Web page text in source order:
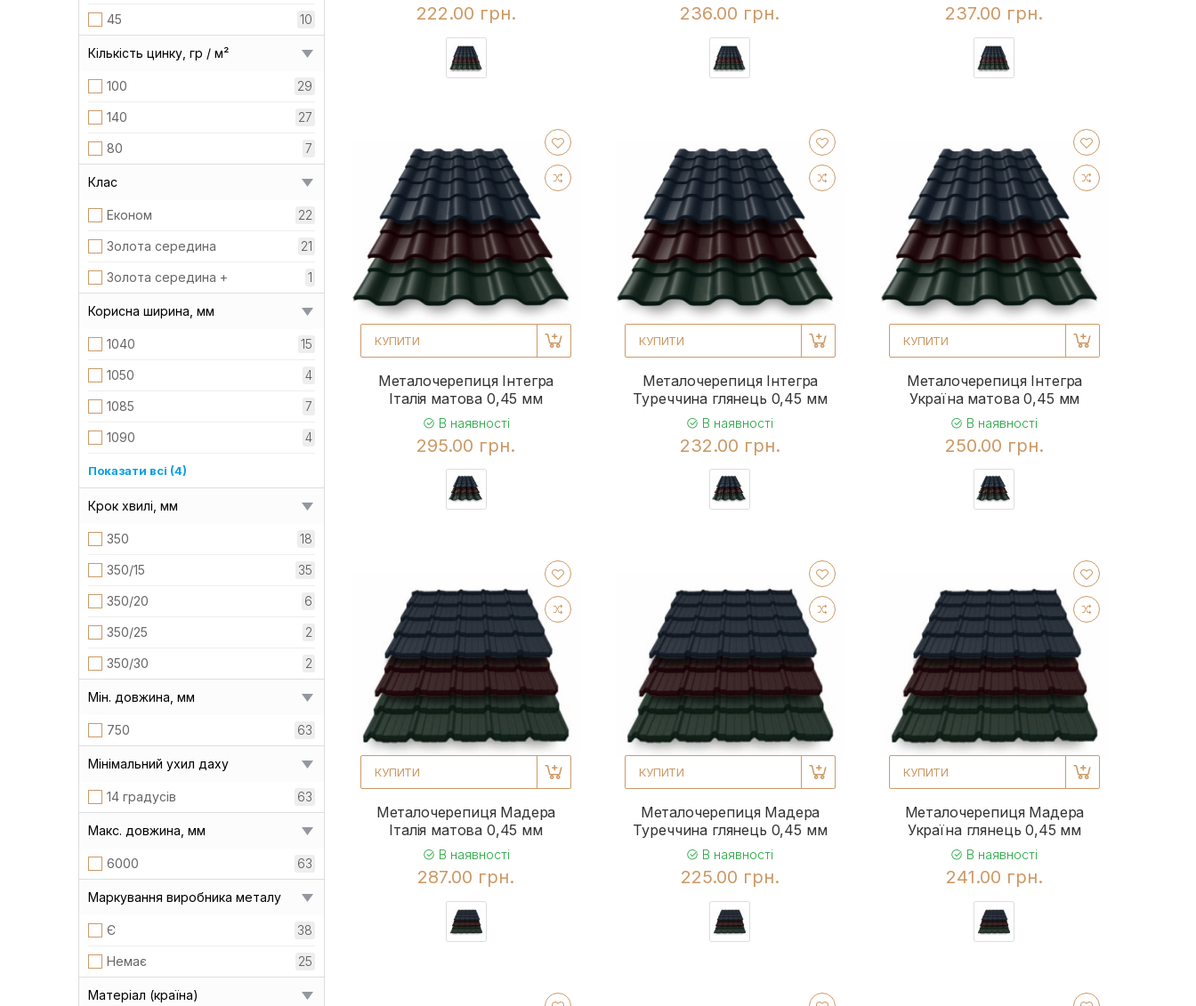
45 10
Кількість цинку, гр / м²
100 29
140 27
80 7
Клас
Економ 22
Золота середина 21
Золота середина + 1
Корисна ширина, мм
1040 15
1050 4
1085 7
1090 4
1120
12
1145 4
1150 8
Показати всі (4)
Крок хвилі, мм
350 18
350/15 35
350/20 6
350/25 2
350/30 2
Мін. довжина, мм
750 63
Мінімальний ухил даху
14 градусів 63
Макс. довжина, мм
6000 63
Маркування виробника металу
Є 38
Немає 25
Матеріал (країна)
222.00 грн. 236.00 грн. 237.00 грн.
КУПИТИ
Металочерепиця Інтегра
Італія матова 0,45 мм
В наявності
295.00 грн.
КУПИТИ
Металочерепиця Інтегра
Туреччина глянець 0,45 мм
В наявності
232.00 грн.
КУПИТИ
Металочерепиця Інтегра
Україна матова 0,45 мм
В наявності
250.00 грн.
КУПИТИ
Металочерепиця Мадера
Італія матова 0,45 мм
В наявності
287.00 грн.
КУПИТИ
Металочерепиця Мадера
Туреччина глянець 0,45 мм
В наявності
225.00 грн.
КУПИТИ
Металочерепиця Мадера
Україна глянець 0,45 мм
В наявності
241.00 грн.